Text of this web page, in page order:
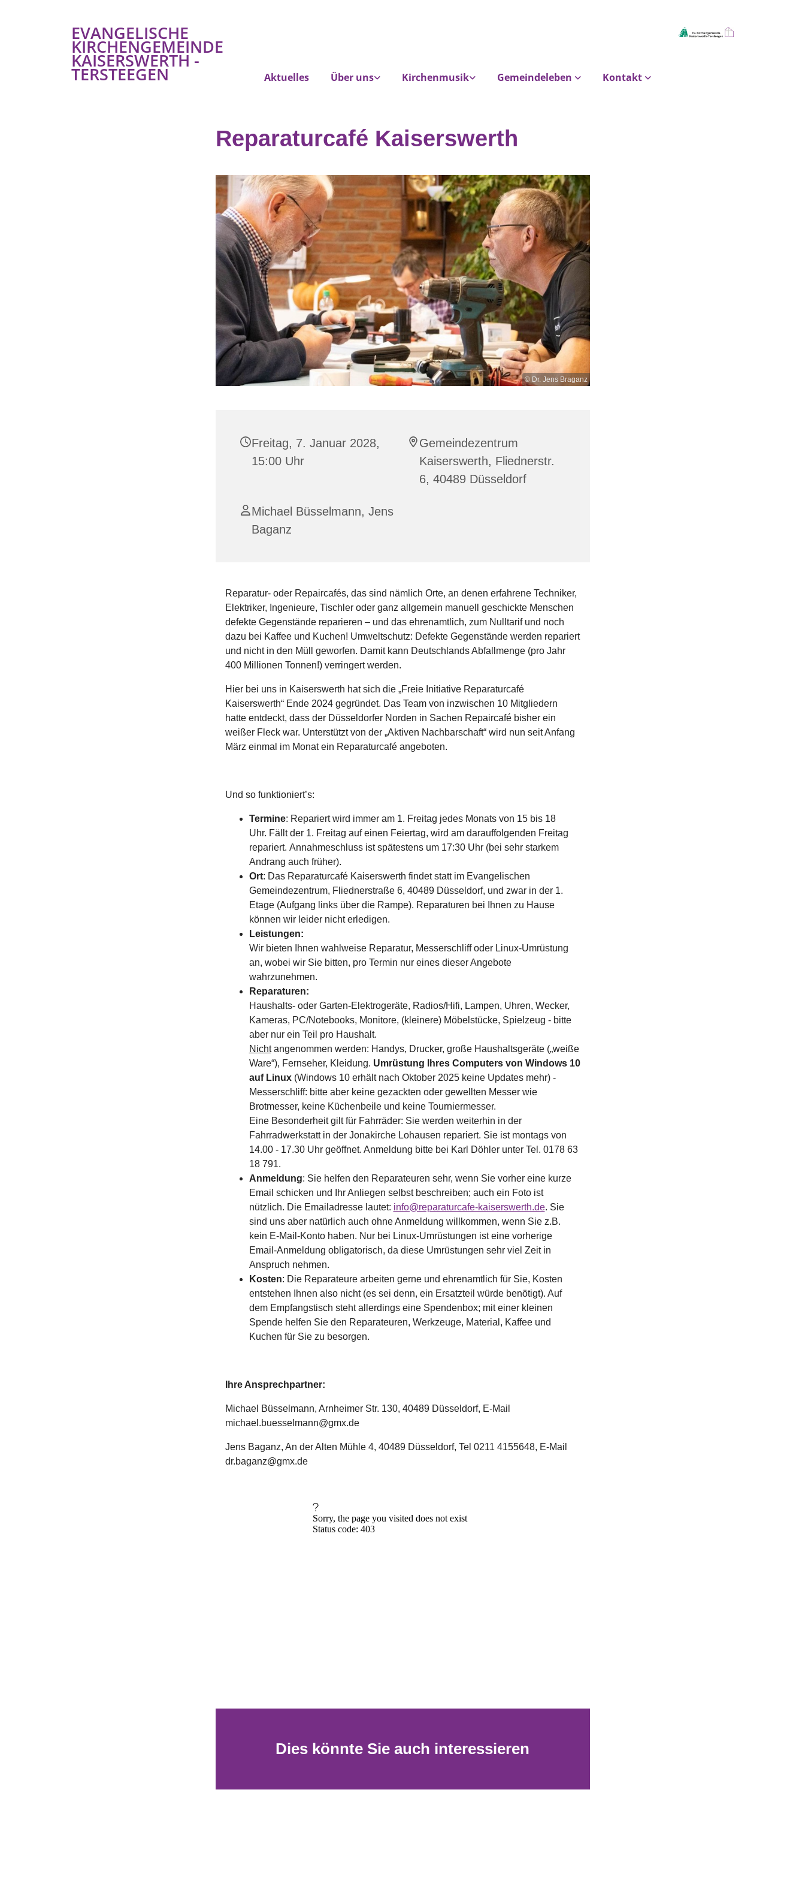
EVANGELISCHE
KIRCHENGEMEINDE
KAISERSWERTH -
TERSTEEGEN Aktuelles Über uns Kirchenmusik Gemeindeleben Kontakt
Reparaturcafé Kaiserswerth
© Dr. Jens Braganz
Freitag, 7. Januar 2028,
15:00 Uhr
Gemeindezentrum
Kaiserswerth, Fliednerstr.
6, 40489 Düsseldorf
Michael Büsselmann, Jens
Baganz
Reparatur- oder Repaircafés, das sind nämlich Orte, an denen erfahrene Techniker,
Elektriker, Ingenieure, Tischler oder ganz allgemein manuell geschickte Menschen
defekte Gegenstände reparieren – und das ehrenamtlich, zum Nulltarif und noch
dazu bei Kaffee und Kuchen! Umweltschutz: Defekte Gegenstände werden repariert
und nicht in den Müll geworfen. Damit kann Deutschlands Abfallmenge (pro Jahr
400 Millionen Tonnen!) verringert werden.
Hier bei uns in Kaiserswerth hat sich die „Freie Initiative Reparaturcafé
Kaiserswerth“ Ende 2024 gegründet. Das Team von inzwischen 10 Mitgliedern
hatte entdeckt, dass der Düsseldorfer Norden in Sachen Repaircafé bisher ein
weißer Fleck war. Unterstützt von der „Aktiven Nachbarschaft“ wird nun seit Anfang
März einmal im Monat ein Reparaturcafé angeboten.
Und so funktioniert’s:
Termine: Repariert wird immer am 1. Freitag jedes Monats von 15 bis 18
Uhr. Fällt der 1. Freitag auf einen Feiertag, wird am darauffolgenden Freitag
repariert. Annahmeschluss ist spätestens um 17:30 Uhr (bei sehr starkem
Andrang auch früher).
Ort: Das Reparaturcafé Kaiserswerth findet statt im Evangelischen
Gemeindezentrum, Fliednerstraße 6, 40489 Düsseldorf, und zwar in der 1.
Etage (Aufgang links über die Rampe). Reparaturen bei Ihnen zu Hause
können wir leider nicht erledigen.
Leistungen:
Wir bieten Ihnen wahlweise Reparatur, Messerschliff oder Linux-Umrüstung
an, wobei wir Sie bitten, pro Termin nur eines dieser Angebote
wahrzunehmen.
Reparaturen:
Haushalts- oder Garten-Elektrogeräte, Radios/Hifi, Lampen, Uhren, Wecker,
Kameras, PC/Notebooks, Monitore, (kleinere) Möbelstücke, Spielzeug - bitte
aber nur ein Teil pro Haushalt.
Nichtangenommen werden: Handys, Drucker, große Haushaltsgeräte („weiße
Ware“), Fernseher, Kleidung. Umrüstung Ihres Computers von Windows 10
auf Linux(Windows 10 erhält nach Oktober 2025 keine Updates mehr) -
Messerschliff: bitte aber keine gezackten oder gewellten Messer wie
Brotmesser, keine Küchenbeile und keine Tourniermesser.
Eine Besonderheit gilt für Fahrräder: Sie werden weiterhin in der
Fahrradwerkstatt in der Jonakirche Lohausen repariert. Sie ist montags von
14.00 - 17.30 Uhr geöffnet. Anmeldung bitte bei Karl Döhler unter Tel. 0178 63
18 791.
Anmeldung: Sie helfen den Reparateuren sehr, wenn Sie vorher eine kurze
Email schicken und Ihr Anliegen selbst beschreiben; auch ein Foto ist
nützlich. Die Emailadresse lautet: info@reparaturcafe-kaiserswerth.de. Sie
sind uns aber natürlich auch ohne Anmeldung willkommen, wenn Sie z.B.
kein E-Mail-Konto haben. Nur bei Linux-Umrüstungen ist eine vorherige
Email-Anmeldung obligatorisch, da diese Umrüstungen sehr viel Zeit in
Anspruch nehmen.
Kosten: Die Reparateure arbeiten gerne und ehrenamtlich für Sie, Kosten
entstehen Ihnen also nicht (es sei denn, ein Ersatzteil würde benötigt). Auf
dem Empfangstisch steht allerdings eine Spendenbox; mit einer kleinen
Spende helfen Sie den Reparateuren, Werkzeuge, Material, Kaffee und
Kuchen für Sie zu besorgen.
Ihre Ansprechpartner:
Michael Büsselmann, Arnheimer Str. 130, 40489 Düsseldorf, E-Mail
michael.buesselmann@gmx.de
Jens Baganz, An der Alten Mühle 4, 40489 Düsseldorf, Tel 0211 4155648, E-Mail
dr.baganz@gmx.de
Dies könnte Sie auch interessieren